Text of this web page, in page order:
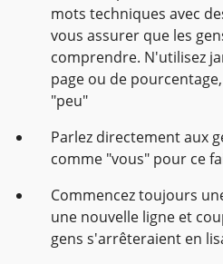
mots techniques avec
vous assurer que les
comprendre. N'utilisez
page ou de
"peu"
Parlez directement aux
comme "vous" pour ce
Commencez toujours
une nouvelle ligne et
gens s'arrêteraient en